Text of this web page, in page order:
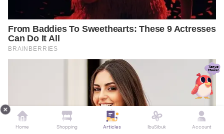
Home Shopping Articles IbuSibuk Account